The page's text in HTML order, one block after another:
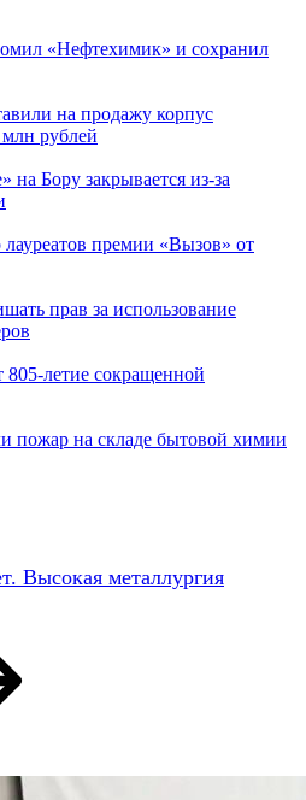
«Нефтехимик» и сохранил
на продажу корпус
млн рублей
Бору закрывается из-за
премии «Вызов» от
прав за использование
летие сокращенной
пожар на складе бытовой химии
Высокая металлургия